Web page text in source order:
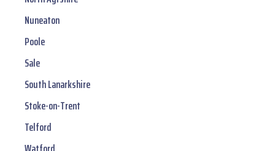
Nuneaton
Poole
Sale
South Lanarkshire
Stoke-on-Trent
Telford